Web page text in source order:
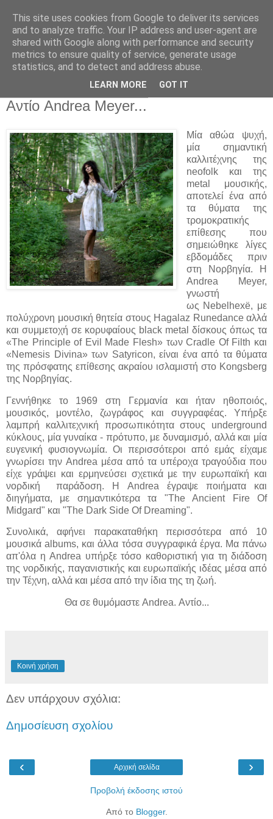
Αντίο Andrea Meyer...
Μία αθώα ψυχή,
μία σημαντική
καλλιτέχνης της
neofolk και της
metal μουσικής,
αποτελεί ένα από
τα θύματα της
τρομοκρατικής
επίθεσης που
σημειώθηκε λίγες
εβδομάδες πριν
στη Νορβηγία. Η
Andrea Meyer,
γνωστή
ως Nebelhexë, με
πολύχρονη μουσική θητεία στους Hagalaz Runedance αλλά
και συμμετοχή σε κορυφαίους black metal δίσκους όπως τα
«The Principle of Evil Made Flesh» των Cradle Of Filth και
«Nemesis Divina» των Satyricon, είναι ένα από τα θύματα
της πρόσφατης επίθεσης ακραίου ισλαμιστή στο Kongsberg
της Νορβηγίας.
Γεννήθηκε το 1969 στη Γερμανία και ήταν ηθοποιός,
μουσικός, μοντέλο, ζωγράφος και συγγραφέας. Υπήρξε
λαμπρή καλλιτεχνική προσωπικότητα στους underground
κύκλους, μία γυναίκα - πρότυπο, με δυναμισμό, αλλά και μία
ευγενική φυσιογνωμία. Οι περισσότεροι από εμάς είχαμε
γνωρίσει την Andrea μέσα από τα υπέροχα τραγούδια που
είχε γράψει και ερμηνεύσει σχετικά με την ευρωπαϊκή και
νορδική παράδοση. Η Andrea έγραψε ποιήματα και
διηγήματα, με σημαντικότερα τα "The Ancient Fire Of
Midgard" και "The Dark Side Of Dreaming".
Συνολικά, αφήνει παρακαταθήκη περισσότερα από 10
μουσικά albums, και άλλα τόσα συγγραφικά έργα. Μα πάνω
απ'όλα η Andrea υπήρξε τόσο καθοριστική για τη διάδοση
της νορδικής, παγανιστικής και ευρωπαϊκής ιδέας μέσα από
την Τέχνη, αλλά και μέσα από την ίδια της τη ζωή.
Θα σε θυμόμαστε Andrea. Αντίο...
Κοινή χρήση
Δεν υπάρχουν σχόλια:
Δημοσίευση σχολίου
‹ ›
Αρχική σελίδα
Προβολή έκδοσης ιστού
Από το Blogger.
This site uses cookies from Google to deliver its services
and to analyze traffic. Your IP address and user-agent are
shared with Google along with performance and security
metrics to ensure quality of service, generate usage
statistics, and to detect and address abuse.
LEARN MORE GOT IT